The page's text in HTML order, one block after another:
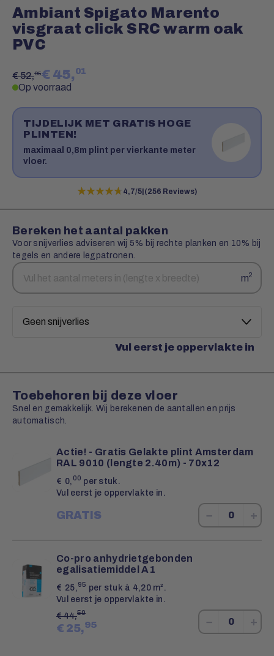
Ambiant Spigato Marento
visgraat click SRC warm oak
PVC
€ 52,95€ 45, 01
Op voorraad
TIJDELIJK MET GRATIS HOGE
PLINTEN!
maximaal 0,8m plint per vierkante meter
vloer.
★★★★★
★★★★★ 4,7/5 (256 Reviews)
Bereken het aantal pakken
Voor snijverlies adviseren wij 5% bij rechte planken en 10% bij
tegels en andere legpatronen.
Aantal
vierkante
m2
Snijverlies
Vul eerst je oppervlakte in
Toebehoren bij deze vloer
Snel en gemakkelijk. Wij berekenen de aantallen en prijs
automatisch.
Actie! - Gratis Gelakte plint Amsterdam
RAL 9010 (lengte 2.40m) - 70x12
€ 0, 00 per stuk.
Vul eerst je oppervlakte in.
GRATIS − +
Co-pro anhydrietgebonden
egalisatiemiddel A1
€ 25, 95 per stuk à 4,20 m².
Vul eerst je oppervlakte in.
€44,50
€ 25,95 − +